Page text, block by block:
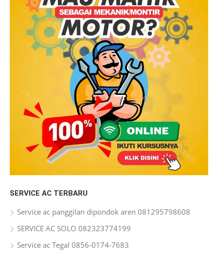
SERVICE AC TERBARU
Service ac panggilan dipondok aren 081295798608
SERVICE AC SOLO 082323774199
Service ac Tegal 0856-0174-7683